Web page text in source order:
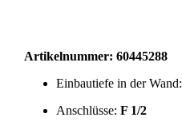
Artikelnummer: 60445288
Einbautiefe in der Wand:
Anschlüsse: F 1/2